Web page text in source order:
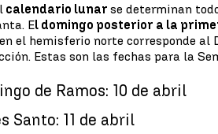
calendario lunarse determinan
El domingo posterior a la
el hemisferio norte corresponde al
Estas son las fechas para la
de Ramos: 10 de abril
Santo: 11 de abril